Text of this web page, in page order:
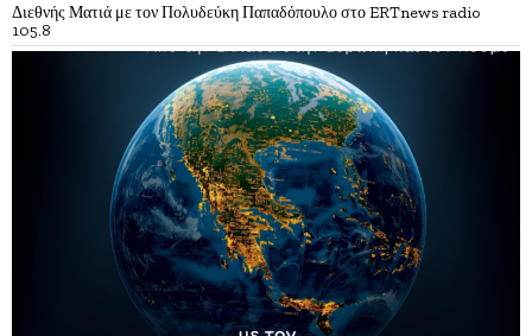
Διεθνής Ματιά με τον Πολυδεύκη Παπαδόπουλο στο ERTnews radio
105.8